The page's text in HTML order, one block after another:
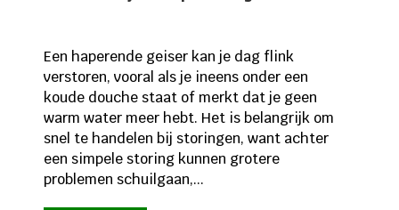
Een haperende geiser kan je dag flink
verstoren, vooral als je ineens onder een
koude douche staat of merkt dat je geen
warm water meer hebt. Het is belangrijk om
snel te handelen bij storingen, want achter
een simpele storing kunnen grotere
problemen schuilgaan,...